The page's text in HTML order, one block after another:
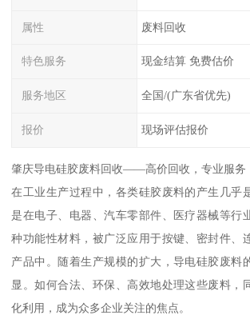
属性 废料回收
特色服务 现金结算 免费估价
服务地区 全国/(广东省优先)
报价 现场评估报价
肇庆导电硅胶废料回收——高价回收，专业服务
在工业生产过程中，各类硅胶废料的产生几乎
是在电子、电器、汽车零部件、医疗器械等行
种功能性材料，被广泛应用于按键、密封件、
产品中。随着生产规模的扩大，导电硅胶废料
显。如何合法、环保、高效地处理这些废料，
化利用，成为众多企业关注的焦点。